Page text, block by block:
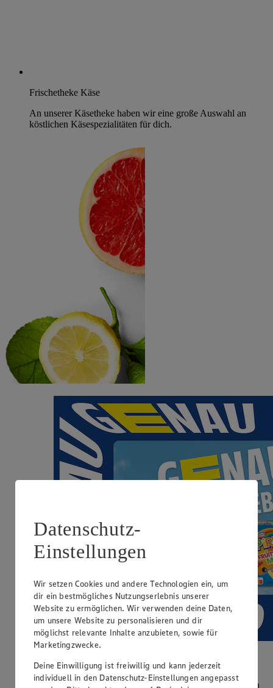
Frischetheke Käse
An unserer Käsetheke haben wir eine große Auswahl an
köstlichen Käsespezialitäten für dich.
Genau für dich 💛
Entdecke genau dein Angebot. Genau deine Vielfalt. Genau
Datenschutz-
Einstellungen
Wir setzen Cookies und andere Technologien ein, um
dir ein bestmögliches Nutzungserlebnis unserer
Website zu ermöglichen. Wir verwenden deine Daten,
um unsere Website zu personalisieren und dir
möglichst relevante Inhalte anzubieten, sowie für
Marketingzwecke.
Deine Einwilligung ist freiwillig und kann jederzeit
individuell in den Datenschutz-Einstellungen angepasst